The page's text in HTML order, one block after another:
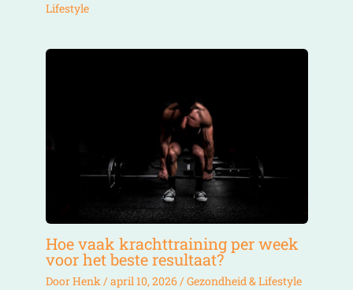
Lifestyle
Hoe vaak krachttraining per week
voor het beste resultaat?
DoorHenk/ april 10, 2026/ Gezondheid & Lifestyle